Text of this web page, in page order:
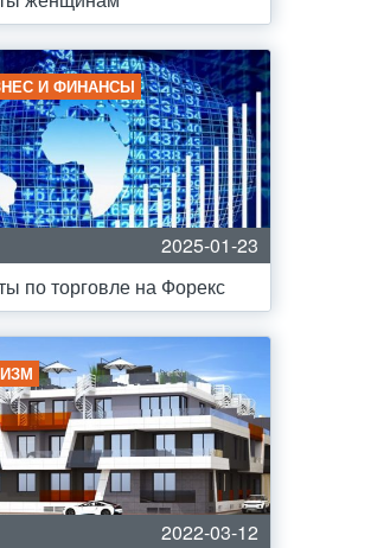
И ФИНАНСЫ
2025-01-23
по торговле на Форекс
2022-03-12